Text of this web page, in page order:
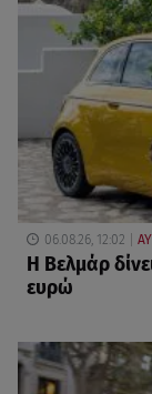
06.08.26, 12:02
Η Βελμάρ
ευρώ